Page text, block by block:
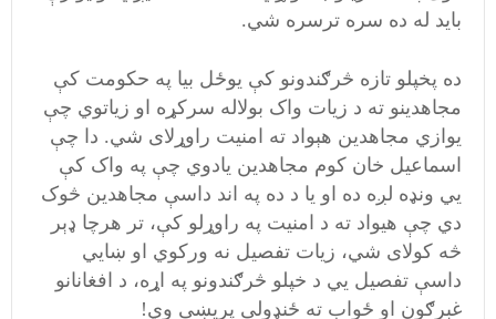
باید له ده سره ترسره شي.
ده پخپلو تازه څرګندونو کې یوځل بیا په حکومت کې
مجاهدینو ته د زیات واک بولاله سرکړه او زیاتوي چې
یوازي مجاهدین هېواد ته امنیت راوړلای شي. دا چې
اسماعیل خان کوم مجاهدین یادوي چې په واک کې
يي ونډه لږه ده او یا د ده په اند داسې مجاهدین څوک
دي چې هیواد ته د امنیت په راوړلو کې، تر هرچا ډېر
څه کولای شي، زیات تفصیل نه ورکوي او ښايي
داسې تفصیل يي د خپلو څرګندونو په اړه، د افغانانو
غبرګون او ځواب ته ځنډولی پریښی وي!